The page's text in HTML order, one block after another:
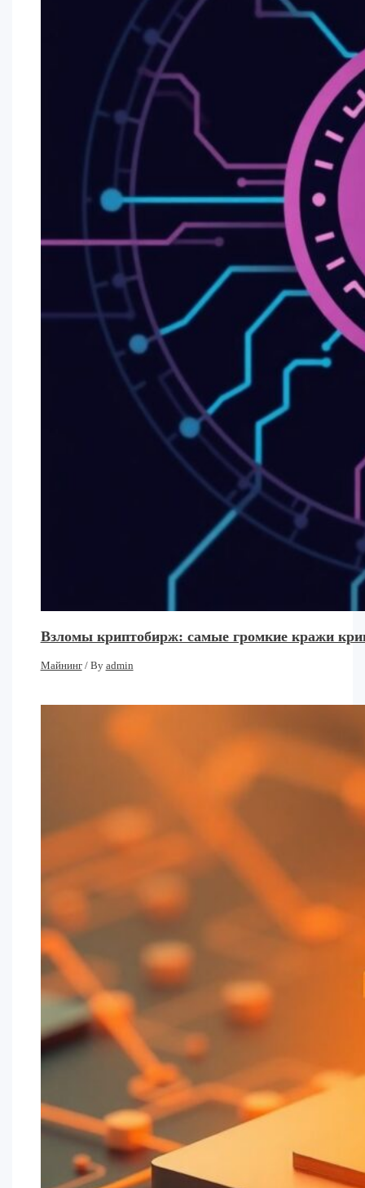
Взломы криптобирж: самые громкие кражи
Майнинг/ By admin